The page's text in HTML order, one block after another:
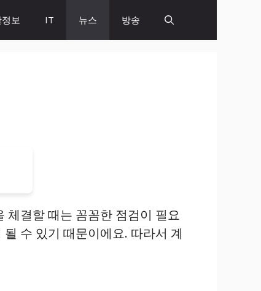
보 IT 뉴스 방송
체결할 때는 꼼꼼한 점검이 필요
수 있기 때문이에요. 따라서 계